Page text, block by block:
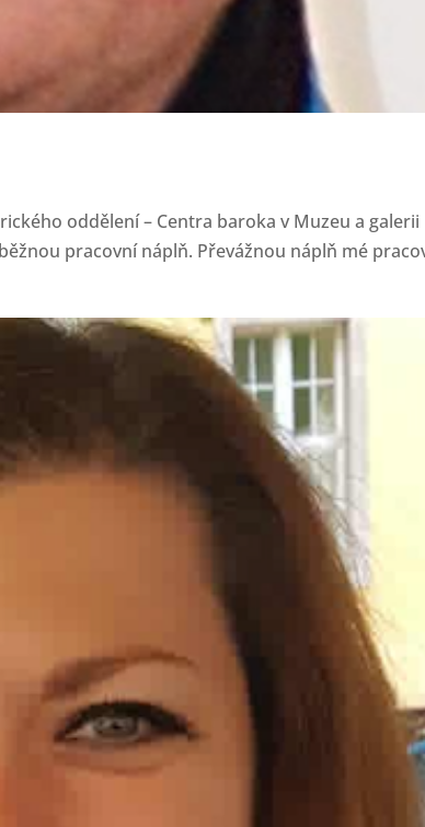
oddělení – Centra baroka v Muzeu a galerii
pracovní náplň. Převážnou náplň mé